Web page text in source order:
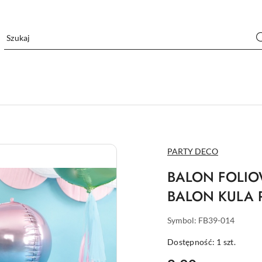
NAZWA
PRODUCENTA:
PARTY DECO
BALON
BALON KULA
Symbol: FB39-014
Dostępność: 1 szt.